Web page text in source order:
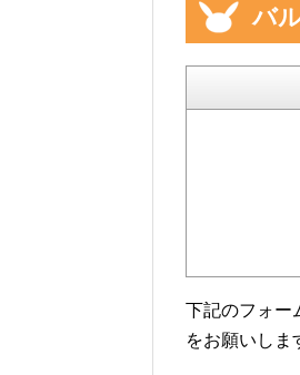
バ
下記のフォー
をお願いしま